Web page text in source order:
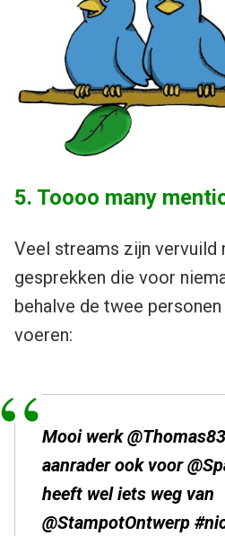
5. Toooo many
Veel streams zijn vervuild
gesprekken die voor
behalve de twee
voeren:
Mooi werk
aanrader ook voor
heeft wel iets weg van
@StampotOntwerp